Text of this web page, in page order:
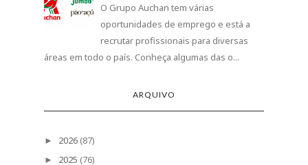
O Grupo Auchan tem várias
oportunidades de emprego e está a
recrutar profissionais para diversas
áreas em todo o país. Conheça algumas das o...
ARQUIVO
► 2026 (87)
► 2025 (76)